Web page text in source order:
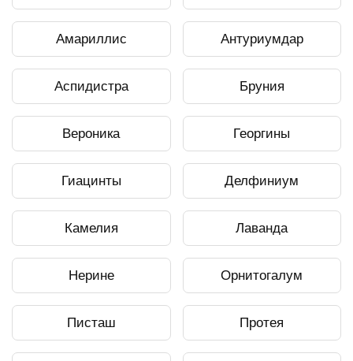
Амариллис Антуриумдар
Аспидистра Бруния
Вероника Георгины
Гиацинты Делфиниум
Камелия Лаванда
Нерине Орнитогалум
Писташ Протея